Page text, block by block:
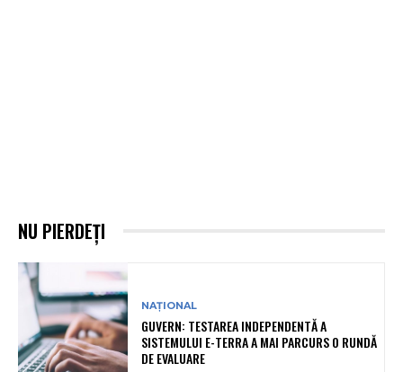
NU PIERDEȚI
NAȚIONAL
GUVERN: TESTAREA INDEPENDENTĂ A
SISTEMULUI E-TERRA A MAI PARCURS O RUNDĂ
DE EVALUARE